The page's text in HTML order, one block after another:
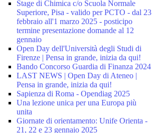
Stage di Chimica c/o Scuola Normale
Superiore, Pisa - valido per PCTO - dal 23
febbraio all'1 marzo 2025 - posticipo
termine presentazione domande al 12
gennaio
Open Day dell'Università degli Studi di
Firenze | Pensa in grande, inizia da qui!
Bando Concorso Guardia di Finanza 2024
LAST NEWS | Open Day di Ateneo |
Pensa in grande, inizia da qui!
Sapienza di Roma - Opendiag 2025
Una lezione unica per una Europa più
unita
Giornate di orientamento: Unife Orienta -
21, 22 e 23 gennaio 2025